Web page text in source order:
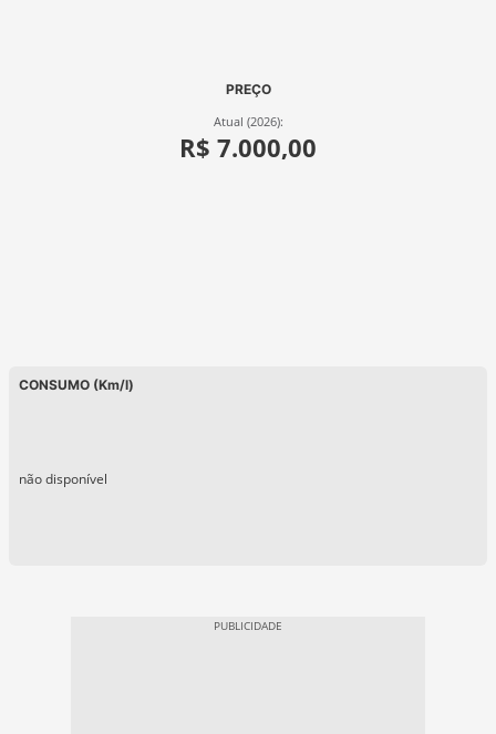
PREÇO
Atual (2026):
R$ 7.000,00
CONSUMO (Km/l)
não disponível